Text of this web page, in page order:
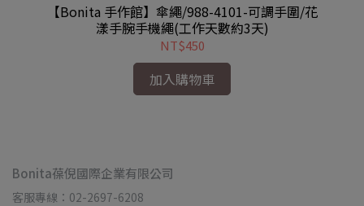
【Bonita 手作館】傘繩/988-4101-可調手圍/花
漾手腕手機繩(工作天數約3天)
NT$450
加入購物車
Bonita葆倪國際企業有限公司
客服專線：02-2697-6208